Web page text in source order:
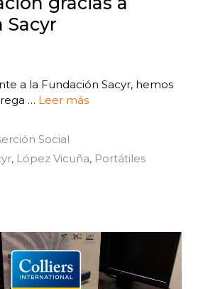
Sacyr
a la Fundación Sacyr, hemos
… Leer más
Social
, López Vicuña, Portátiles